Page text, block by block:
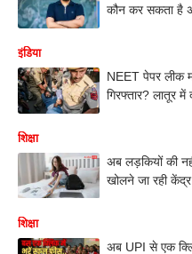
कौन कर सकता है
इंडिया
NEET पेपर लीक
गिरफ्तार? लातूर में
शिक्षा
अब लड़कियों की
खोलने जा रही
शिक्षा
अब UPI से एक